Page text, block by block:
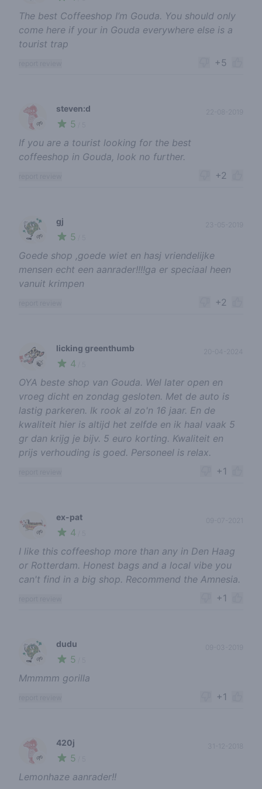
The best Coffeeshop I’m Gouda. You should only
come here if your in Gouda everywhere else is a
tourist trap
+5
🌱
steven:d
5
If you are a tourist looking for the best
coffeeshop in Gouda, look no further.
+2
🌱
gj
5
23-05-2019
Goede shop ,goede wiet en hasj vriendelijke
mensen echt een aanrader!!!!ga er speciaal heen
vanuit krimpen
+2
🍃
licking greenthumb
4
OYA beste shop van Gouda. Wel later open en
vroeg dicht en zondag gesloten. Met de auto is
lastig parkeren. Ik rook al zo'n 16 jaar. En de
kwaliteit hier is altijd het zelfde en ik haal vaak 5
gr dan krijg je bijv. 5 euro korting. Kwaliteit en
prijs verhouding is goed. Personeel is relax.
+1
🌱
ex-pat
4
I like this coffeeshop more than any in Den Haag
or Rotterdam. Honest bags and a local vibe you
can't find in a big shop. Recommend the Amnesia.
+1
🌱
dudu
5
09-03-2019
Mmmmm gorilla
+1
🌱
420j
5
31-12-2018
Lemonhaze aanrader!!